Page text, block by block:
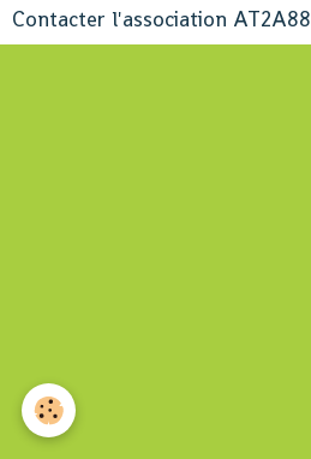
Contacter l'association AT2A88